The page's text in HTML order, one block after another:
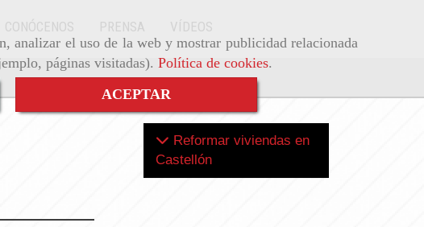
analizar el uso de la web y mostrar publicidad relacionada
páginas visitadas). Política de cookies.
ACEPTAR
CONÓCENOS PRENSA VÍDEOS
Reformar viviendas en
Castellón